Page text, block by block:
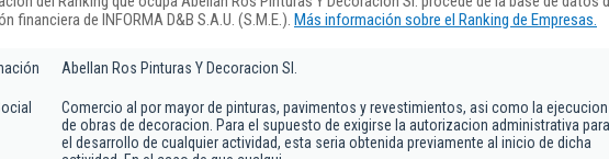
financiera de INFORMA D&B S.A.U. (S.M.E.). Más información sobre el Ranking de Empresas.
Abellan Ros Pinturas Y Decoracion Sl.
Comercio al por mayor de pinturas, pavimentos y revestimientos, asi como la ejecucion
de obras de decoracion. Para el supuesto de exigirse la autorizacion administrativa para
el desarrollo de cualquier actividad, esta seria obtenida previamente al inicio de dicha